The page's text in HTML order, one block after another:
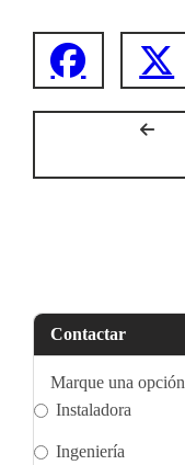
Contactar
Marque una opción
Instaladora
Ingeniería